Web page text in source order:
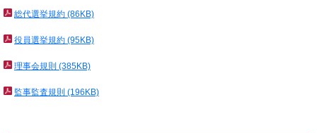
生協でできること
お問い合わせ
総代選挙規約 (86KB)
役員選挙規約 (95KB)
理事会規則 (385KB)
監事監査規則 (196KB)